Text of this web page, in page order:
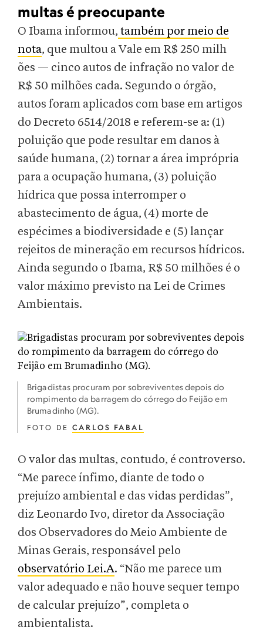
multas é preocupante
O Ibama informou, também por meio de
nota, que multou a Vale em R$ 250 milh
ões — cinco autos de infração no valor de
R$ 50 milhões cada. Segundo o órgão,
autos foram aplicados com base em artigos
do Decreto 6514/2018 e referem-se a: (1)
poluição que pode resultar em danos à
saúde humana, (2) tornar a área imprópria
para a ocupação humana, (3) poluição
hídrica que possa interromper o
abastecimento de água, (4) morte de
espécimes a biodiversidade e (5) lançar
rejeitos de mineração em recursos hídricos.
Ainda segundo o Ibama, R$ 50 milhões é o
valor máximo previsto na Lei de Crimes
Ambientais.
Brigadistas procuram por sobreviventes depois do
rompimento da barragem do córrego do Feijão em
Brumadinho (MG).
FOTO DE CARLOS FABAL
O valor das multas, contudo, é controverso.
“Me parece ínfimo, diante de todo o
prejuízo ambiental e das vidas perdidas”,
diz Leonardo Ivo, diretor da Associação
dos Observadores do Meio Ambiente de
Minas Gerais, responsável pelo
observatório Lei.A. “Não me parece um
valor adequado e não houve sequer tempo
de calcular prejuízo”, completa o
ambientalista.